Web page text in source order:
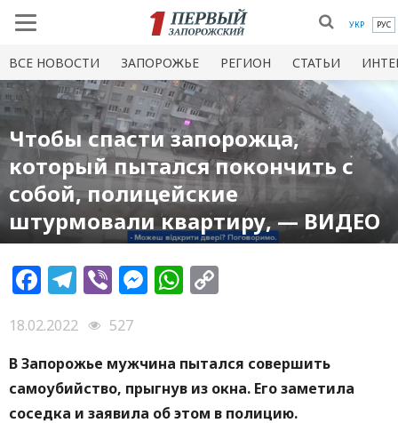
УКР РУС
ВСЕ НОВОСТИ ЗАПОРОЖЬЕ РЕГИОН СТАТЬИ
Чтобы спасти запорожца,
который пытался покончить с
собой, полицейские
штурмовали квартиру, — ВИДЕО
Facebook
Telegram
ViberMessenger
WhatsApp
18.02.2022
527
В Запорожье мужчина пытался совершить
самоубийство, прыгнув из окна. Его заметила
соседка и заявила об этом в полицию.